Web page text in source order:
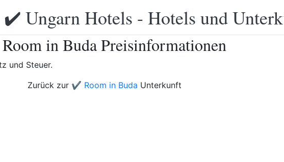
✔️ Ungarn Hotels - Hotels und
in Buda Preisinformationen
und Steuer.
Zurück zur ✔️ Room in Buda Unterkunft